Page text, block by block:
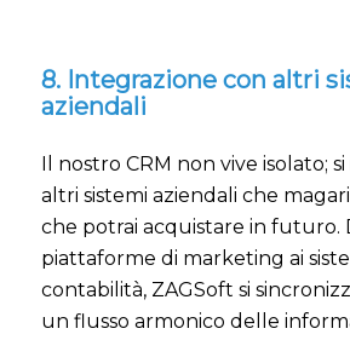
8. Integrazione con altri
aziendali
Il nostro CRM non vive isolato;
altri sistemi aziendali che
che potrai acquistare in futuro.
piattaforme di marketing ai
contabilità, ZAGSoft si
un flusso armonico delle